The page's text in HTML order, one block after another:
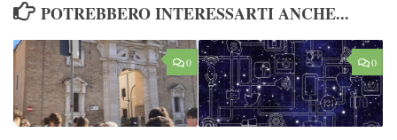
POTREBBERO INTERESSARTI ANCHE...
0 0